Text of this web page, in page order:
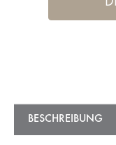
BESCHREIBUNG